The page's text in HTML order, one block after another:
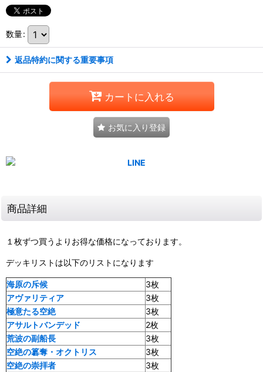
数量:
返品特約に関する重要事項
カートに入れる
お気に入り登録
商品詳細
１枚ずつ買うよりお得な価格になっております。
デッキリストは以下のリストになります
海原の斥候
3枚
アヴァリティア
3枚
極意たる空絶
3枚
アサルトバンデッド
2枚
荒波の副船長
3枚
空絶の簒奪・オクトリス
3枚
空絶の崇拝者
3枚